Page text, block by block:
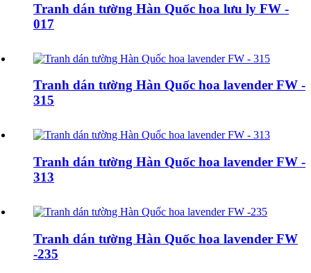
Tranh dán tường Hàn Quốc hoa lưu ly FW -
017
Tranh dán tường Hàn Quốc hoa lavender FW -
315
Tranh dán tường Hàn Quốc hoa lavender FW -
313
Tranh dán tường Hàn Quốc hoa lavender FW
-235